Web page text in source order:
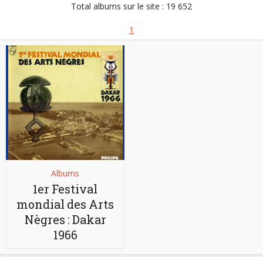
Total albums sur le site : 19 652
1
Albums
1er Festival
mondial des Arts
Nègres : Dakar
1966